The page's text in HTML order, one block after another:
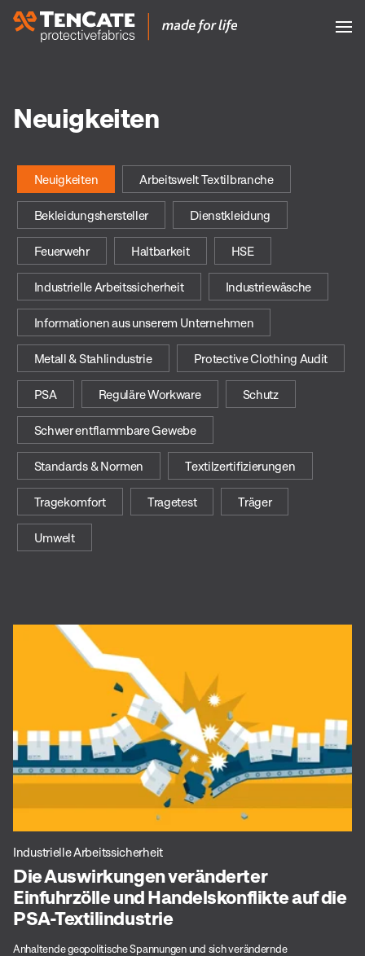
Neuigkeiten
Neuigkeiten Arbeitswelt Textilbranche
Bekleidungshersteller Dienstkleidung
Feuerwehr Haltbarkeit HSE
Industrielle Arbeitssicherheit Industriewäsche
Informationen aus unserem Unternehmen
Metall & Stahlindustrie Protective Clothing Audit
PSA Reguläre Workware Schutz
Schwer entflammbare Gewebe
Standards & Normen Textilzertifizierungen
Tragekomfort Tragetest Träger
Umwelt
Industrielle Arbeitssicherheit
Die Auswirkungen veränderter
Einfuhrzölle und Handelskonflikte auf die
PSA-Textilindustrie
Anhaltende geopolitische Spannungen und sich verändernde